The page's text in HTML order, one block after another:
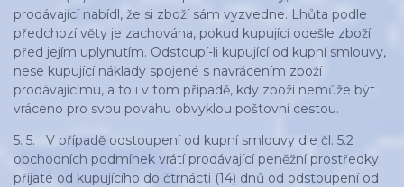
prodávající nabídl, že si zboží sám vyzvedne. Lhůta podle
předchozí věty je zachována, pokud kupující odešle zboží
před jejím uplynutím. Odstoupí-li kupující od kupní smlouvy,
nese kupující náklady spojené s navrácením zboží
prodávajícímu, a to i v tom případě, kdy zboží nemůže být
vráceno pro svou povahu obvyklou poštovní cestou.
5. 5. V případě odstoupení od kupní smlouvy dle čl. 5.2
obchodních podmínek vrátí prodávající peněžní prostředky
přijaté od kupujícího do čtrnácti (14) dnů od odstoupení od